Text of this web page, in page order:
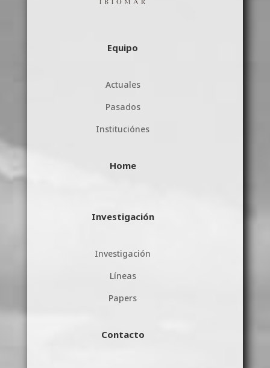
Equipo
Actuales
Pasados
Instituciónes
Home
Investigación
Investigación
Líneas
Papers
Contacto